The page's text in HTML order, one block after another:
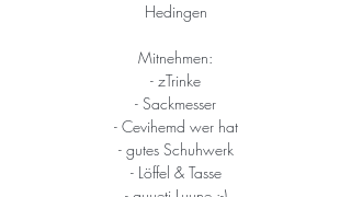
Hedingen
Mitnehmen:
- zTrinke
- Sackmesser
- Cevihemd wer hat
- gutes Schuhwerk
- Löffel & Tasse